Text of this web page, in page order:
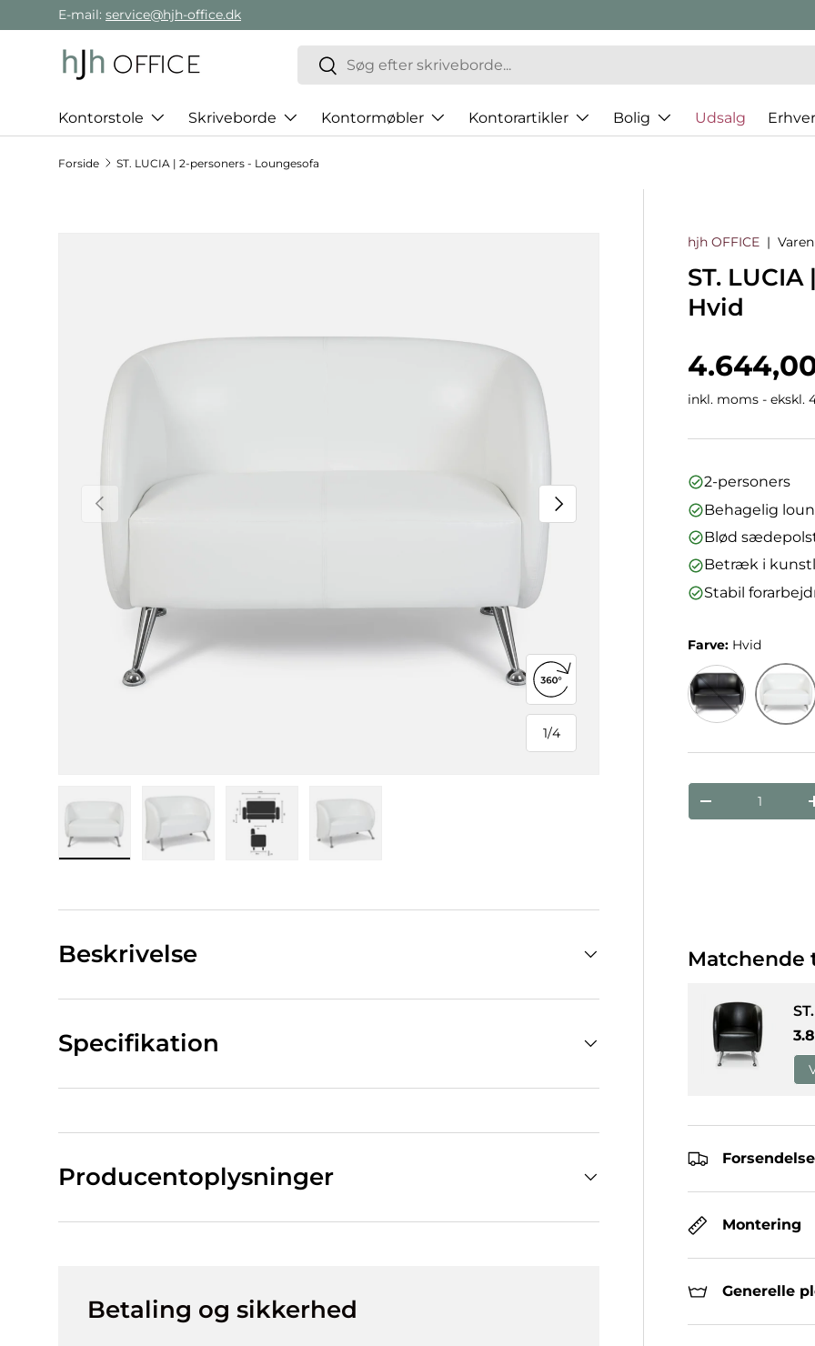
Gå direkte til indholdet
E-mail: service@hjh-office.dk
Søg
Søg
Kontorstole Skriveborde Kontormøbler Kontorartikler Bolig Udsalg
Forside ST. LUCIA | 2-personers - Loungesofa
Forrige
1/
af
4
Næste
Åbn 360°-visning
hjh OFFICE |
ST.
Hvid
inkl. moms - ekskl.
2-personers
Behagelig
Blød
Betræk i
Stabil
Farve: Hvid
Reducer
Matchende
Montering
Generelle
Beskrivelse
Specifikation
Producentoplysninger
Betaling og sikkerhed